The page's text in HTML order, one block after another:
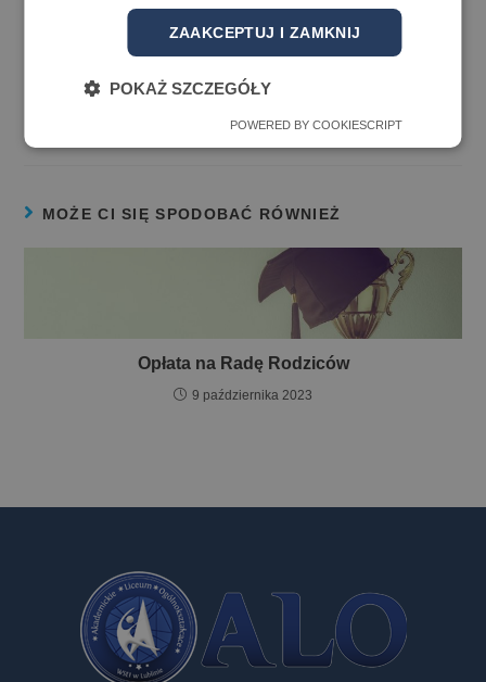
Z poważaniem
Rada Rodziców ALMS i ALO
MOŻE CI SIĘ SPODOBAĆ RÓWNIEŻ
Opłata na Radę Rodziców
9 października 2023
ZAAKCEPTUJ I ZAMKNIJ
POKAŻ SZCZEGÓŁY
POWERED BY COOKIESCRIPT